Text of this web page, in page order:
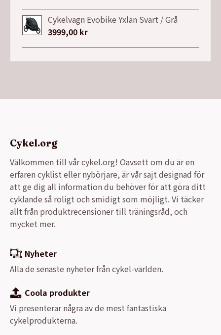
priset
var:
priset
Cykelvagn Evobike Yxlan Svart / Grå
3999,00 kr
Cykel.org
Välkommen till vår cykel.org! Oavsett om du är en
erfaren cyklist eller nybörjare, är vår sajt designad för
att ge dig all information du behöver för att göra ditt
cyklande så roligt och smidigt som möjligt. Vi täcker
allt från produktrecensioner till träningsråd, och
mycket mer.
Nyheter
Alla de senaste nyheter från cykel-världen.
Coola produkter
Vi presenterar några av de mest fantastiska
cykelprodukterna.